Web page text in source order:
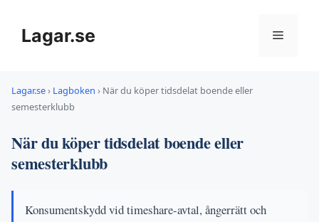
innehållLagar.se Meny
Lagar.se› Lagboken › När du köper tidsdelat boende eller
semesterklubb
När du köper tidsdelat boende eller
semesterklubb
Konsumentskydd vid timeshare-avtal, ångerrätt och